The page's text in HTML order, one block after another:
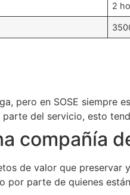
2
pero en SOSE siempre
del servicio, esto
compañía
de valor que preservar
parte de quienes